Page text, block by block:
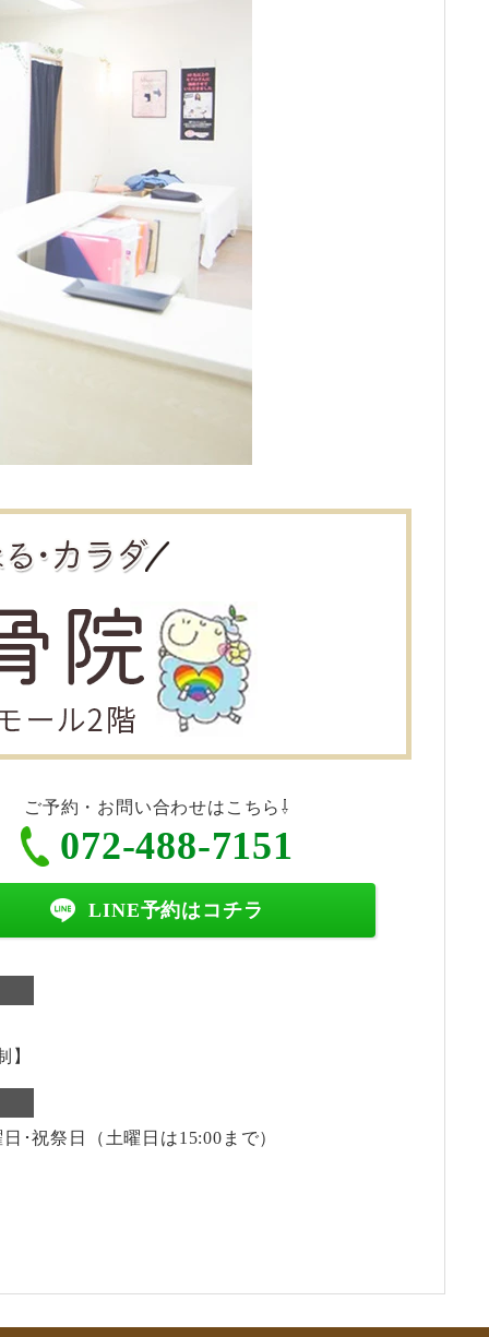
ご予約・お問い合わせはこちら⇩
072-488-7151
LINE予約はコチラ
】
･祝祭日（土曜日は15:00まで）